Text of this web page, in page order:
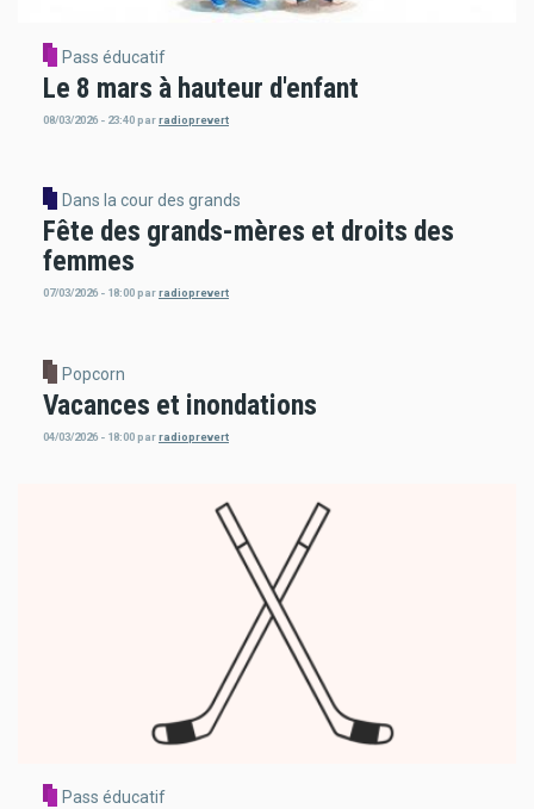
Pass éducatif
Le 8 mars à hauteur d'enfant
08/03/2026 - 23:40parradioprevert
Dans la cour des grands
Fête des grands-mères et droits des
femmes
07/03/2026 - 18:00parradioprevert
Popcorn
Vacances et inondations
04/03/2026 - 18:00parradioprevert
Pass éducatif